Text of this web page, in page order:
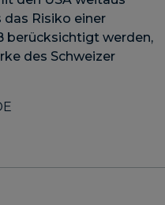
Risiko einer
berücksichtigt werden,
des Schweizer